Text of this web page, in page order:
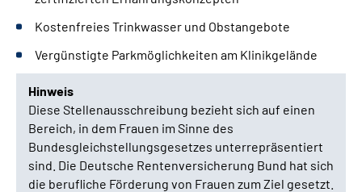
Kostenfreies Trinkwasser und Obstangebote
Vergünstigte Parkmöglichkeiten am Klinikgelände
Hinweis
Diese Stellenausschreibung bezieht sich auf einen
Bereich, in dem Frauen im Sinne des
Bundesgleichstellungsgesetzes unterrepräsentiert
sind. Die Deutsche Rentenversicherung Bund hat sich
die berufliche Förderung von Frauen zum Ziel gesetzt.